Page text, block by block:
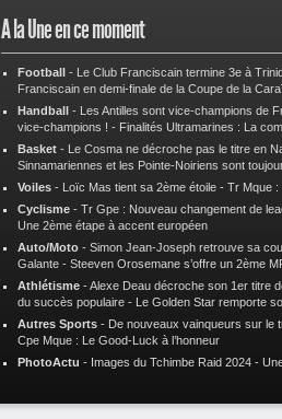
A la Une en ce moment
Football - Le Club Franciscain termine 3e à
Franciscain en demi-finale de la Coupe de la
Handball - Les Antilles sont vice-champions de
vice-champions ! - Finalités Ultramarines : La
Basket - Le Cosma ne décroche pas le titre en
Sinnamariennes et les Pointe-Noiriens sont
Voiles - Loïc Mas tient sa 2ème étoile - Tr Mque :
Cyclisme - Tr Gpe : Nouveau changement de
Une 2ème étape à accent européen
Auto/Moto - Simon Jean-Joseph retrouve sa
Galante - Steeven Orosemane s’offre un 2ème
Athlétisme -Alexe Deau décroche son 1er titre
du succès populaire - Le Golden Star remporte
Autres Sports - De nouveaux vainqueurs sur le
Cpe Mque : Le Good-Luck à l’honneur
PhotoActu - Images du Tchimbe Raid 2024 -